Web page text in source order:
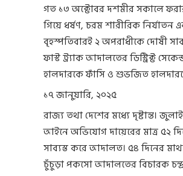
গত ১৩ অক্টোবর দশমীর সকালে
গিয়ে ধর্ষণ, চরম শারীরিক
বৃহস্পতিবারই ২ অপরাধীকে দোষী
ফাস্ট ট্র্যাক আদালতের ডিস্ট্রিক্ট
হালদারকে ফাঁসি ও শুভজিত
১৭ জানুয়ারি, ২০২৫
রাজ্য তথা দেশের মধ্যে দৃষ্টান্ত।
আইনে অভিযোগ দায়েরের মাত্র ৫২
সাব্যস্ত করে আদালত। ৫৪ দিনের
চুঁচুড়া পকসো আদালতের বিচারক